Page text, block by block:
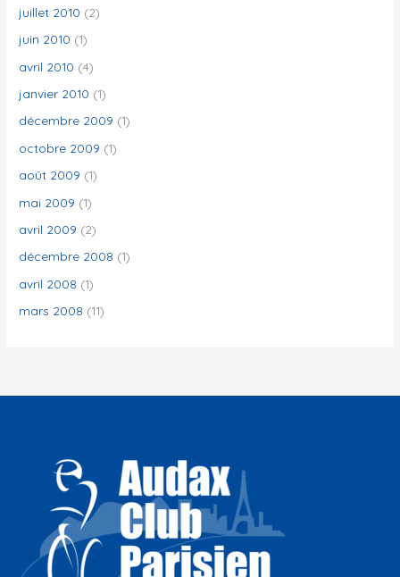
juillet 2010 (2)
juin 2010 (1)
avril 2010 (4)
janvier 2010 (1)
décembre 2009 (1)
octobre 2009 (1)
août 2009 (1)
mai 2009 (1)
avril 2009 (2)
décembre 2008 (1)
avril 2008 (1)
mars 2008 (11)